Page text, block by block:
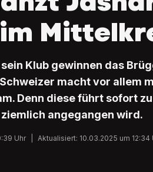
Klub gewinnen das
macht vor allem
Denn diese führt sofort
angegangen wird.
Uhr Aktualisiert: 10.03.2025 um 12:34